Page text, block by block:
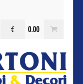
0.00
€